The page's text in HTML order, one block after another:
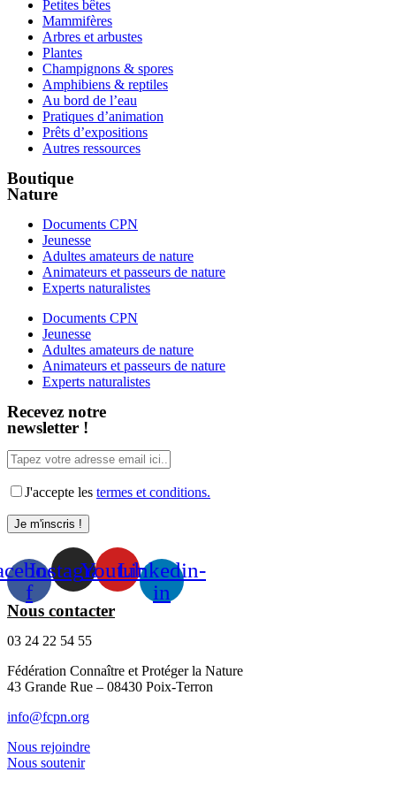
Petites bêtes
Mammifères
Arbres et arbustes
Plantes
Champignons & spores
Amphibiens & reptiles
Au bord de l’eau
Pratiques d’animation
Prêts d’expositions
Autres ressources
Boutique
Nature
Documents CPN
Jeunesse
Adultes amateurs de nature
Animateurs et passeurs de nature
Experts naturalistes
Documents CPN
Jeunesse
Adultes amateurs de nature
Animateurs et passeurs de nature
Experts naturalistes
Recevez notre
newsletter !
J'accepte les termes et conditions.
f
InstagramYoutubeLinkedin-
in
Nous contacter
03 24 22 54 55
Fédération Connaître et Protéger la Nature
43 Grande Rue – 08430 Poix-Terron
info@fcpn.org
Nous rejoindre
Nous soutenir